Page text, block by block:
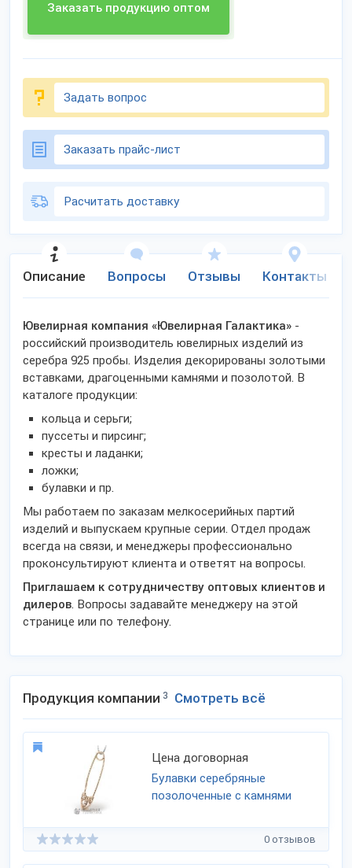
Заказать продукцию оптом
Задать вопрос
Заказать прайс-лист
Расчитать доставку
Описание Вопросы Отзывы Контакты
Ювелирная компания «Ювелирная Галактика» -
российский производитель ювелирных изделий из
серебра 925 пробы. Изделия декорированы золотыми
вставками, драгоценными камнями и позолотой. В
каталоге продукции:
кольца и серьги;
пуссеты и пирсинг;
кресты и ладанки;
ложки;
булавки и пр.
Мы работаем по заказам мелкосерийных партий
изделий и выпускаем крупные серии. Отдел продаж
всегда на связи, и менеджеры профессионально
проконсультируют клиента и ответят на вопросы.
Приглашаем к сотрудничеству оптовых клиентов и
дилеров. Вопросы задавайте менеджеру на этой
странице или по телефону.
Продукция компании 3 Смотреть всё
Цена договорная
Булавки серебряные
позолоченные с камнями
0 отзывов